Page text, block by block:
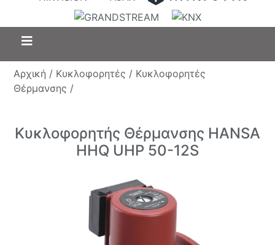
Αρχική / Κυκλοφορητές / Κυκλοφορητές
Θέρμανσης /
Κυκλοφορητής Θέρμανσης HANSA
HHQ UHP 50-12S